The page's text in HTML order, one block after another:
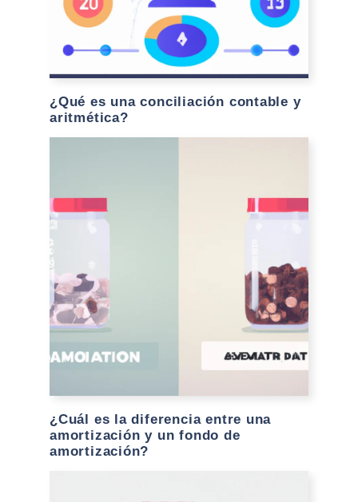
¿Qué es una conciliación contable y
aritmética?
¿Cuál es la diferencia entre una
amortización y un fondo de
amortización?